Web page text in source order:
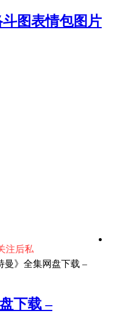
图表情包图片
关键词立即获取对应表
曼》全集网盘下载 –
下载 –